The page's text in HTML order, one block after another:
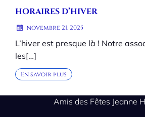
HORAIRES D’HIVER
novembre 21, 2025
L’hiver est presque là ! Notre
les[…]
En savoir plus
Amis des Fêtes Jeanne